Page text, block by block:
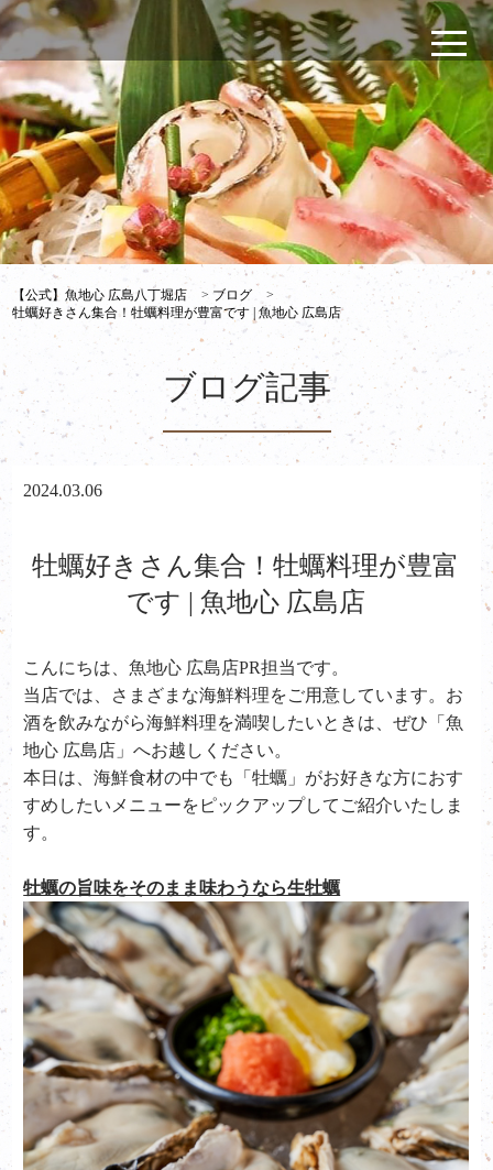
【公式】魚地心 広島八丁堀店 > ブログ
>
牡蠣好きさん集合！牡蠣料理が豊富です | 魚地心 広島店
ブログ記事
2024.03.06
牡蠣好きさん集合！牡蠣料理が豊富
です | 魚地心 広島店
こんにちは、魚地心 広島店PR担当です。
当店では、さまざまな海鮮料理をご用意しています。お
酒を飲みながら海鮮料理を満喫したいときは、ぜひ「魚
地心 広島店」へお越しください。
本日は、海鮮食材の中でも「牡蠣」がお好きな方におす
すめしたいメニューをピックアップしてご紹介いたしま
す。
牡蠣の旨味をそのまま味わうなら生牡蠣